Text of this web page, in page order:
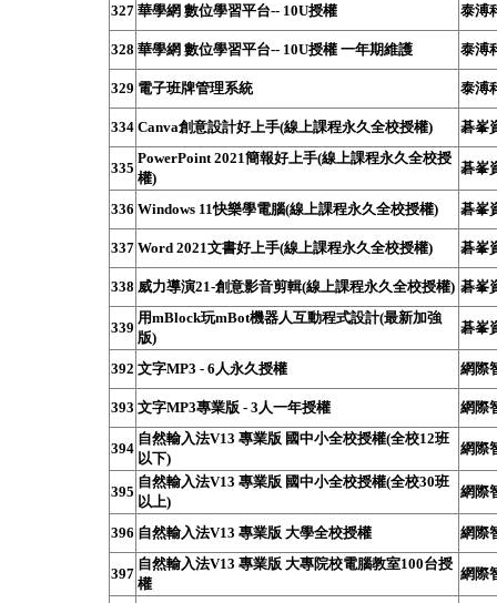
327 華學網 數位學習平台-- 10U授權 泰溥
328 華學網 數位學習平台-- 10U授權 一年期維護 泰溥
329 電子班牌管理系統 泰溥
334 Canva創意設計好上手(線上課程永久全校授權) 碁峯
335
PowerPoint 2021簡報好上手(線上課程永久全校授
權)
碁峯
336 Windows 11快樂學電腦(線上課程永久全校授權) 碁峯
337 Word 2021文書好上手(線上課程永久全校授權) 碁峯
338 威力導演21-創意影音剪輯(線上課程永久全校授權) 碁峯
339
用mBlock玩mBot機器人互動程式設計(最新加強
版)
碁峯
392 文字MP3 - 6人永久授權 網際
393 文字MP3專業版 - 3人一年授權 網際
394
自然輸入法V13 專業版 國中小全校授權(全校12班
以下)
網際
395
自然輸入法V13 專業版 國中小全校授權(全校30班
以上)
網際
396 自然輸入法V13 專業版 大學全校授權 網際
397
自然輸入法V13 專業版 大專院校電腦教室100台授
權
網際